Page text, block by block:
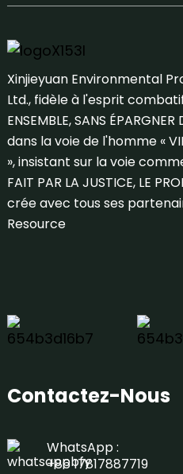
Xinjieyuan Environmental
Ltd., fidèle à l'esprit combatif
ENSEMBLE, SANS
dans la voie de l'homme « VIE
», insistant sur la voie
FAIT PAR LA JUSTICE, LE
crée avec tous ses
Resource
Contactez-Nous
WhatsApp :
+86 17817887719